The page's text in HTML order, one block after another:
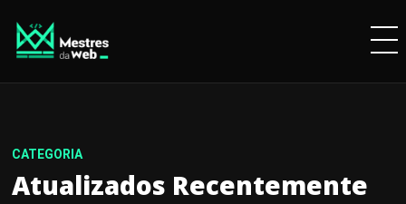
Atualizados Recentemente